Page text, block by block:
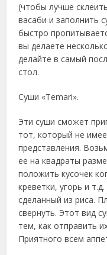
(чтобы лучше
васаби и заполнить
быстро
вы делаете
делайте в самый
стол.
Суши «Temari».
Эти суши сможет
тот, который не
представления.
ее на квадраты
положить кусочек
креветки, угорь и
сделанный из риса.
свернуть. Этот вид
тем, как отправить
Приятного всем